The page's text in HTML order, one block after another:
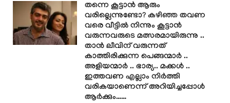
തന്നെ കൂട്ടാൻ ആരും
വരില്ലെന്നുണ്ടോ? കഴിഞ്ഞ തവണ
വരെ വീട്ടിൽ നിന്നും കൂട്ടാൻ
വരുന്നവരുടെ മത്സരമായിരുന്നു ..
താൻ ലീവിന് വരുന്നത്
കാത്തിരിക്കുന്ന പെങ്ങന്മാർ ..
അളിയന്മാർ .. ഭാര്യ.. മക്കൾ ..
ഇത്തവണ എല്ലാം നിർത്തി
വരികയാണെന്ന് അറിയിച്ചപ്പോൾ
ആർക്കും……